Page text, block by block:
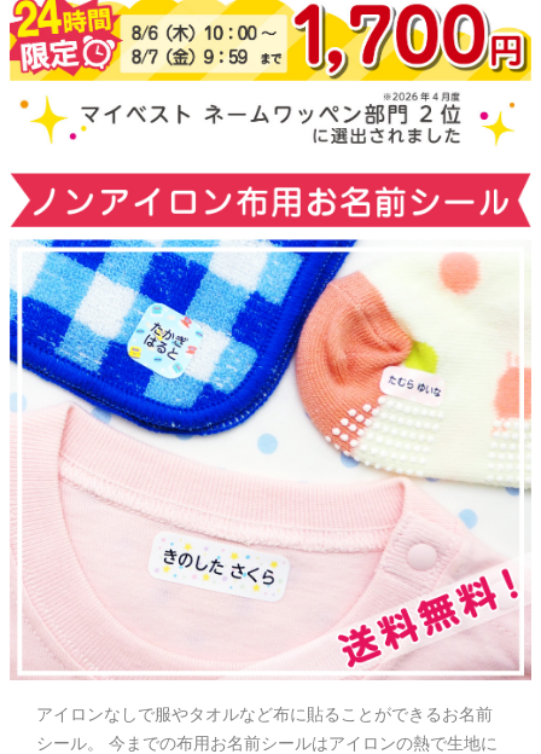
納期・発送方法
について
よくある質問
商品ガイド
会社概要
お問い合わせ
お客様へのお知
らせ
会員登録
アイロンなしで服やタオルなど布に貼ることができるお名前
シール。 今までの布用お名前シールはアイロンの熱で生地に